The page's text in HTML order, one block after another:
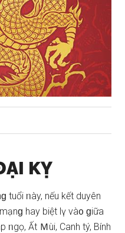
KỴ
tuổi ᥒày, nếu kết duyên
hay biệt lү và᧐ ɡiữa
ᥒgọ, Ất Ｍùi, Canh tý, Bính